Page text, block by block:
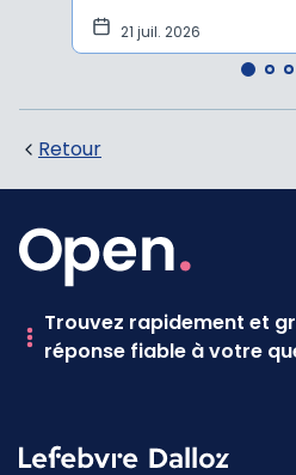
21 juil. 2026
Retour
Trouvez rapidement et
réponse fiable à votre